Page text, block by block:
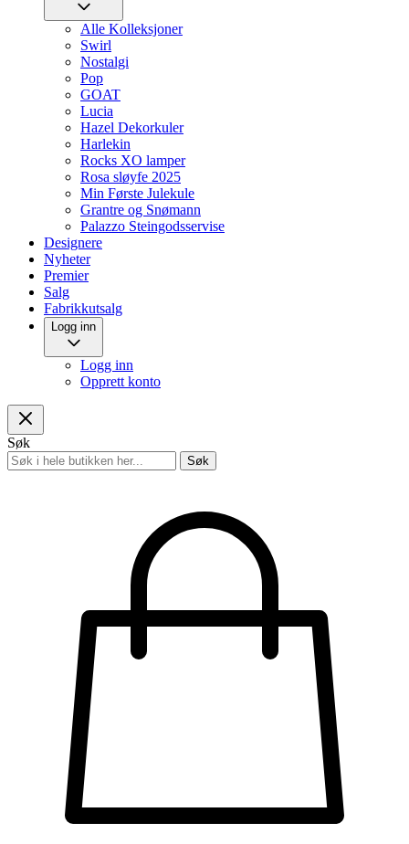
Alle Kolleksjoner
Swirl
Nostalgi
Pop
GOAT
Lucia
Hazel Dekorkuler
Harlekin
Rocks XO lamper
Rosa sløyfe 2025
Min Første Julekule
Grantre og Snømann
Palazzo Steingodsservise
Designere
Nyheter
Premier
Salg
Fabrikkutsalg
Logg inn
Logg inn
Opprett konto
Søk
Søk